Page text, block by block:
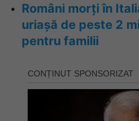
Români morți în
uriașă de peste 2
pentru familii